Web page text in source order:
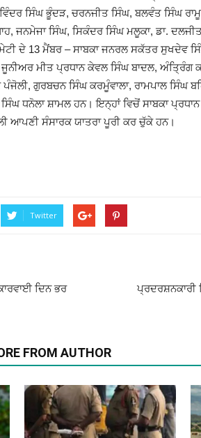
ਸਿੰਘ ਭੂੰਦੜ, ਚਰਨਜੀਤ ਸਿੰਘ, ਬਲਵੰਤ ਸਿੰਘ
ਜਨਮੇਜਾ ਸਿੰਘ, ਸਿਕੰਦਰ ਸਿੰਘ ਮਲੂਕਾ, ਡਾ.
ਦੇ 13 ਮੈਂਬਰ – ਸਾਬਕਾ ਜਨਰਲ ਸਕੱਤਰ ਸੁਖਦੇਵ
ਜੂਨੀਅਰ ਮੀਤ ਪ੍ਰਧਾਨ ਕੇਵਲ ਸਿੰਘ ਬਾਦਲ, ਅੰਤ੍ਰਿੰਗ
ਗੁਰਬਚਨ ਸਿੰਘ ਕਰਮੂੰਵਾਲਾ, ਰਾਮਪਾਲ ਸਿੰਘ
ਧਨੋਲਾ ਸ਼ਾਮਲ ਹਨ। ਇਨ੍ਹਾਂ ਵਿਚੋਂ ਸਾਬਕਾ
ਆਪਣੀ ਸੰਸਾਰਕ ਯਾਤਰਾ ਪੂਰੀ ਕਰ ਚੁੱਕੇ ਹਨ।
Twitter
ਦਿਨ ਭਰ
ਪ੍ਰਦਰਸ਼ਨਕਾਰੀ
FROM AUTHOR